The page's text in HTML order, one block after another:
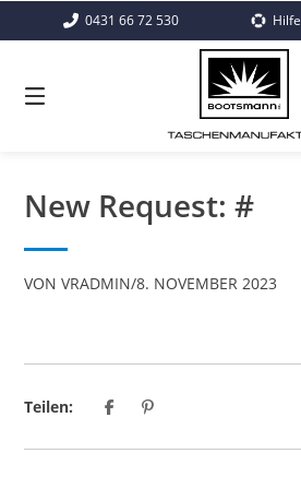
0431 66 72 530 Hilfe
New Request: #
VONVRADMIN/8. NOVEMBER 2023
Teilen: